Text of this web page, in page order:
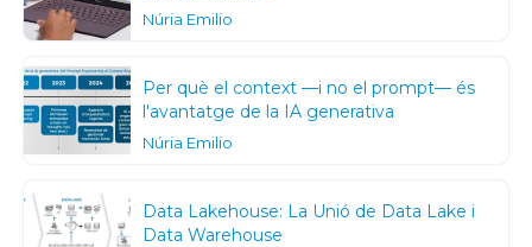
Núria Emilio
Per què el context —i no el prompt— és
l'avantatge de la IA generativa
Núria Emilio
Data Lakehouse: La Unió de Data Lake i
Data Warehouse